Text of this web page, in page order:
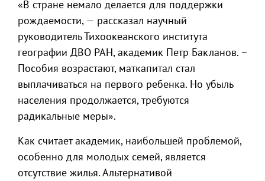
«В стране немало делается для поддержки
рождаемости, — рассказал научный
руководитель Тихоокеанского института
географии ДВО РАН, академик Петр Бакланов. –
Пособия возрастают, маткапитал стал
выплачиваться на первого ребенка. Но убыль
населения продолжается, требуются
радикальные меры».
Как считает академик, наибольшей проблемой,
особенно для молодых семей, является
отсутствие жилья. Альтернативой